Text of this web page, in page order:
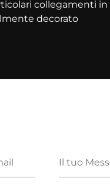
collegamenti in
decorato